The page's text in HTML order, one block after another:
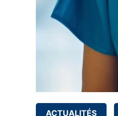
ACTUALITÉS